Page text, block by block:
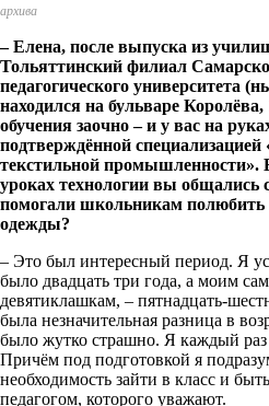
архива
– Елена, после выпуска из
Тольяттинский филиал
педагогического университета
находился на бульваре
обучения заочно – и у вас на
подтверждённой специализацией
текстильной промышленности».
уроках технологии вы
помогали школьникам полюбить
одежды?
– Это был интересный период. Я
было двадцать три года, а моим
девятиклашкам, – пятнадцать-
была незначительная разница в
было жутко страшно. Я каждый раз
Причём под подготовкой я
необходимость зайти в класс и
педагогом, которого уважают.